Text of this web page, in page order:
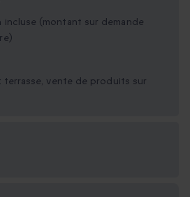
incluse (montant sur demande
terrasse, vente de produits sur